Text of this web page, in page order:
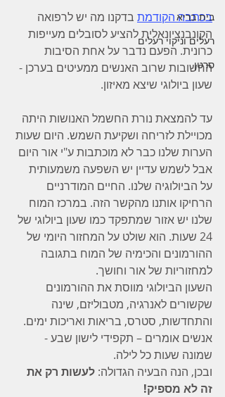
בית בריא
רעלים וניקוי רעלים
סרטן
בכתבה הקודמת בדקנו מה יש לרפואה
הקונבנציונאלית להציע לסובלים מעייפות
כרונית. הפעם נדבר על אחת הסיבות
החשובות שרוב האנשים ממעיטים בערכן -
שעון ביולוגי שיצא מאיזון.
עד להמצאת נורת החשמל האנושות היתה
מכויילת לזריחה ושקיעת השמש. היום שעות
הערות שלנו כבר לא מוכתבות ע"י אור היום
אבל לשמש עדיין יש השפעה משמעותית
על הביולוגיה שלנו. החיים המודרניים
הרחיקו אותנו מהקשר הזה. במרכז המוח
שלנו יש אזור שמתפקד כמו שעון ביולוגי של
24 שעות. הוא שולט על המחזור היומי של
ההורמונים והכימיה של המוח בתגובה
למחזוריות של אור וחושך.
השעון הביולוגי מווסת את ההורמונים
שקשורים לאנרגיה, מטבוליזם, שינה
והתחדשות, סטרס, בריאות ואריכות ימים.
אנשים אומרים – תקפידי לישון שבע -
שמונה שעות כל לילה.
ובכן, הנה הבעיה הגדולה: לעשות רק את
זה לא מספיק!